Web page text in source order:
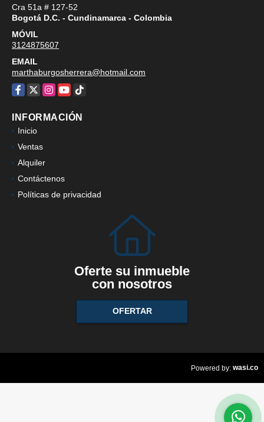
UBICACIÓN
Cra 51a # 127-52
Bogotá D.C. - Cundinamarca - Colombia
MÓVIL
3124875607
EMAIL
marthaburgosherrera@hotmail.com
INFORMACIÓN
Inicio
Ventas
Alquiler
Contáctenos
Oferte su inmueble
con nosotros
OFERTAR
Powered by: wasi.co